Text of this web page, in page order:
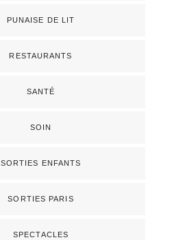
PUNAISE DE LIT
RESTAURANTS
SANTÉ
SOIN
SORTIES ENFANTS
SORTIES PARIS
SPECTACLES